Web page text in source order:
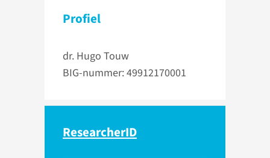
Profiel
dr. Hugo Touw
BIG-nummer: 49912170001
ResearcherID